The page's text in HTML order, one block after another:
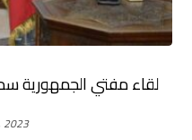
لقاء مفتي الجمهورية
2023